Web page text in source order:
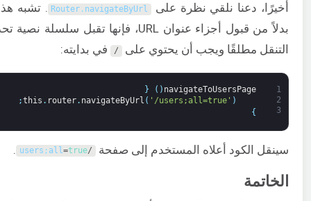
أخيرًا، دعنا نلقي نظرة على Router . navigateByUrl . تشبه
التنقل مطلقًا ويجب أن يحتوي على / في بدايته:
1
2
3
navigateToUsersPage
(
)
{
this . router. navigateByUrl ( '/users;all=true' )
;
}
سينقل الكود أعلاه المستخدم إلى صفحة /
users ; all=true
.
الخاتمة